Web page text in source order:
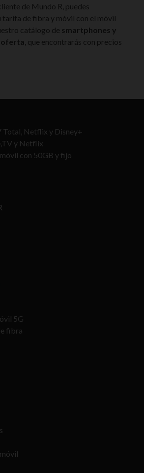
de Mundo R, puedes
de fibra y móvil con el móvil
catálogo de smartphones y
oferta , que encontrarás con precios
Netflix y Disney+
y Netflix
con 50GB y fijo
5G
fibra